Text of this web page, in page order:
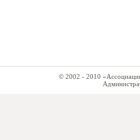
© 2002 - 2010 «Ассоциация